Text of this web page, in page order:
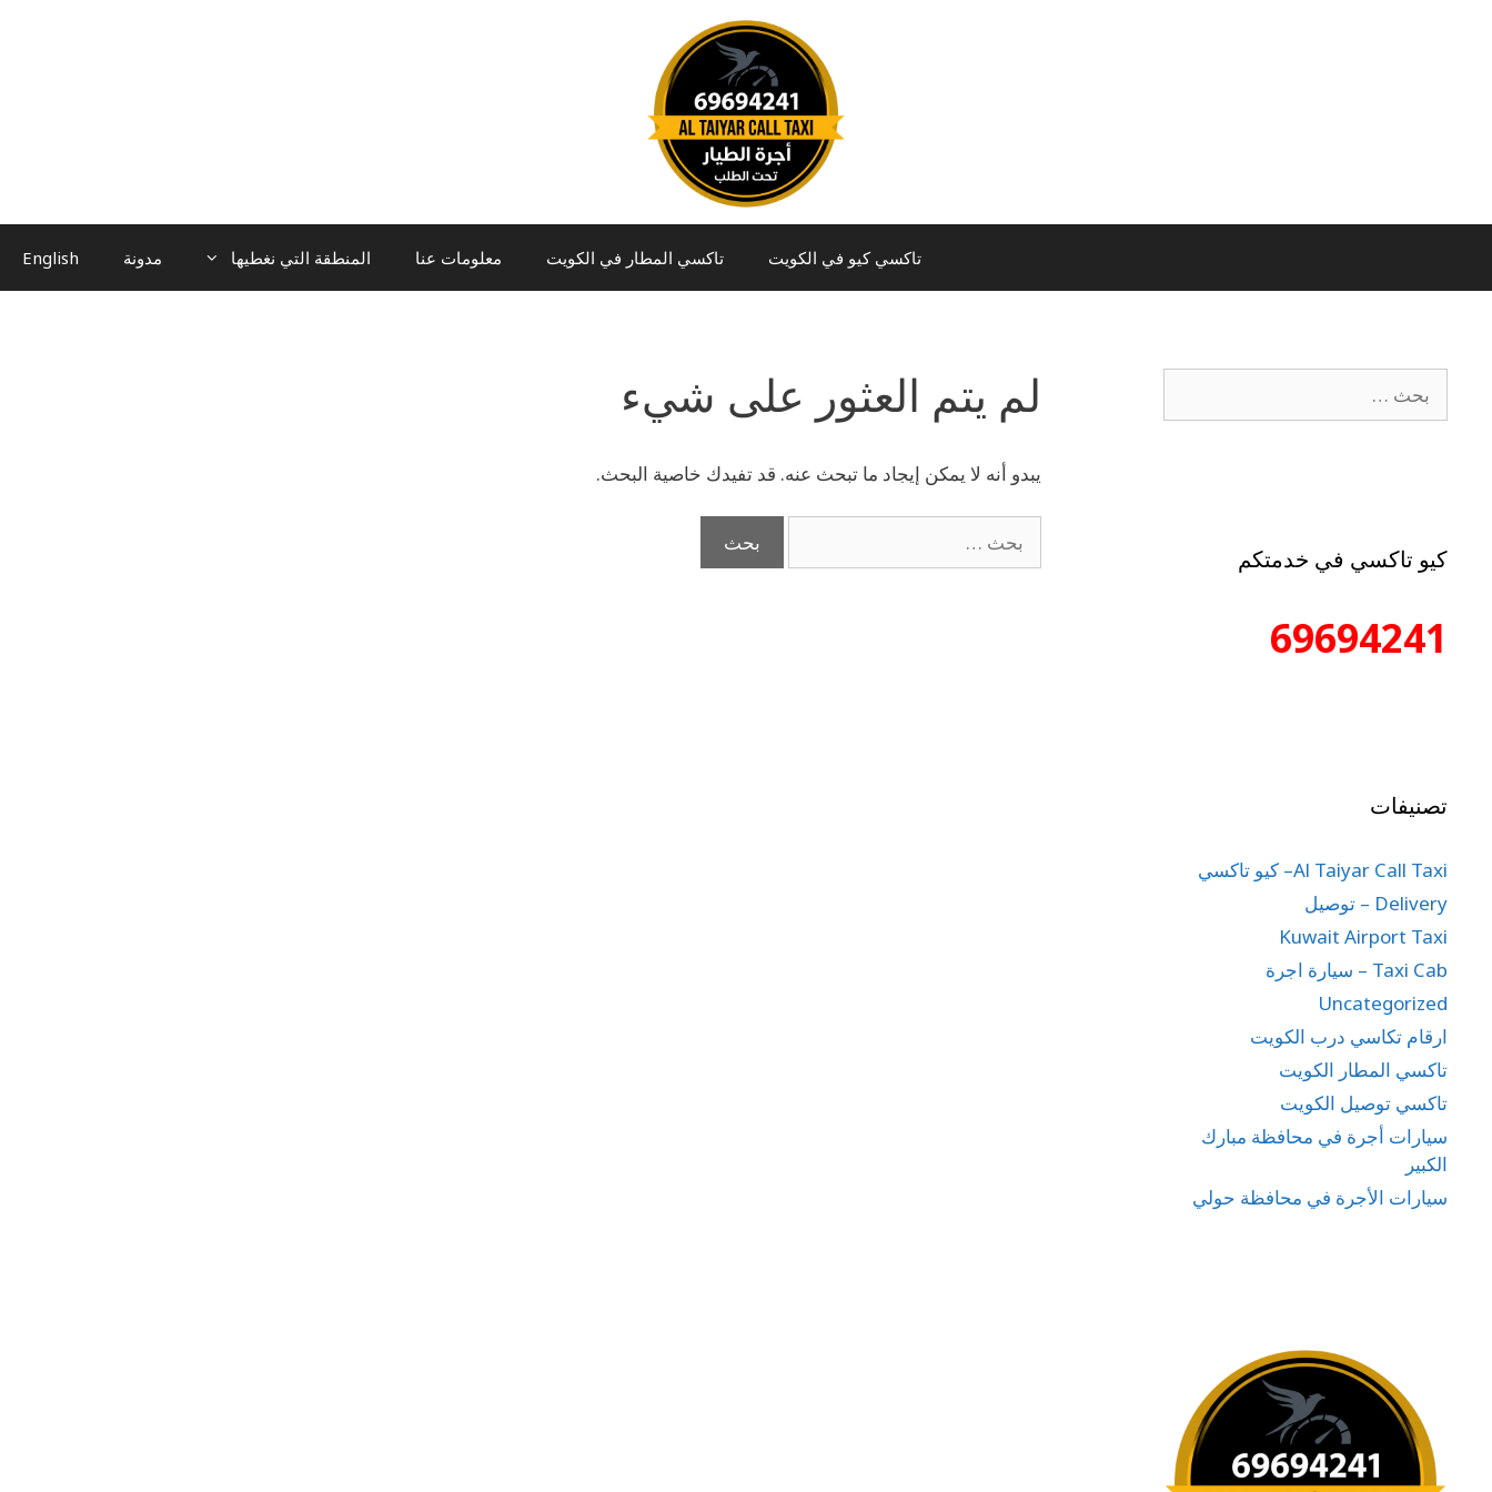
تاكسي كيو في الكويت تاكسي المطار في الكويت معلومات عنا المنطقة التي نغطيها مدونة English
لم يتم العثور على شيء
يبدو أنه لا يمكن إيجاد ما تبحث عنه. قد تفيدك خاصية البحث.
كيو تاكسي في خدمتكم
69694241
تصنيفات
Al Taiyar Call Taxi– كيو تاكسي
Delivery – توصيل
Kuwait Airport Taxi
Taxi Cab – سيارة اجرة
Uncategorized
ارقام تكاسي درب الكويت
تاكسي المطار الكويت
تاكسي توصيل الكويت
سيارات أجرة في محافظة مبارك
الكبير
سيارات الأجرة في محافظة حولي